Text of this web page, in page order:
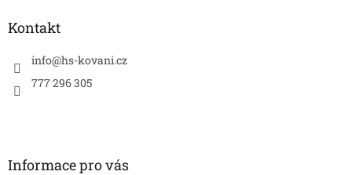
Kontakt
info@hs-kovani.cz
777 296 305
Informace pro vás